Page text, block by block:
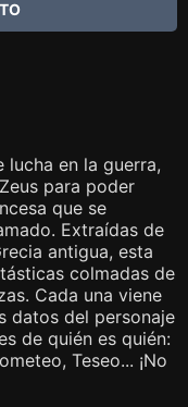
lucha en la guerra,
para poder
que se
Extraídas de
antigua, esta
colmadas de
Cada una viene
datos del personaje
de quién es quién:
Teseo... ¡No